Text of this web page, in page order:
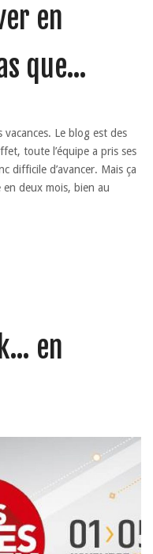
en
que…
vacances. Le blog est des
toute l’équipe a pris ses
difficile d’avancer. Mais ça
en deux mois, bien au
en